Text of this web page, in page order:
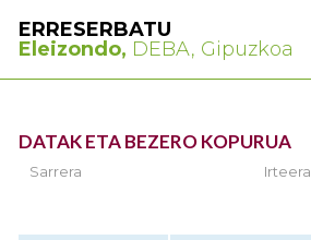
ERRESERBATU
Eleizondo, DEBA, Gipuzkoa
DATAK ETA BEZERO KOPURUA
Sarrera Irteera